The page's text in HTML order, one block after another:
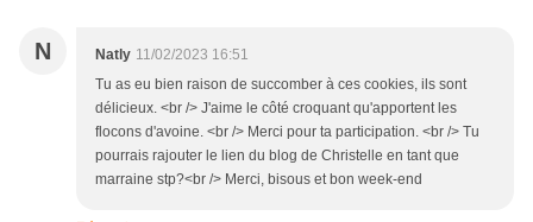
N Natly 11/02/2023 16:51
Tu as eu bien raison de succomber à ces cookies, ils sont
délicieux. <br /> J'aime le côté croquant qu'apportent les
flocons d'avoine. <br /> Merci pour ta participation. <br /> Tu
pourrais rajouter le lien du blog de Christelle en tant que
marraine stp?<br /> Merci, bisous et bon week-end